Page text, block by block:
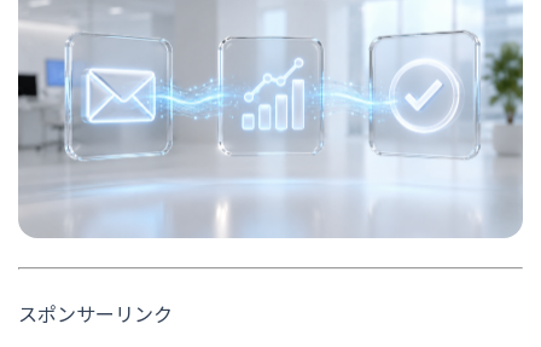
スポンサーリンク